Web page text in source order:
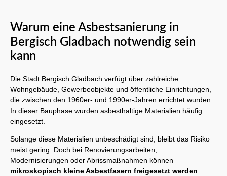
Warum eine Asbestsanierung in
Bergisch Gladbach notwendig sein
kann
Die Stadt Bergisch Gladbach verfügt über zahlreiche
Wohngebäude, Gewerbeobjekte und öffentliche Einrichtungen,
die zwischen den 1960er- und 1990er-Jahren errichtet wurden.
In dieser Bauphase wurden asbesthaltige Materialien häufig
eingesetzt.
Solange diese Materialien unbeschädigt sind, bleibt das Risiko
meist gering. Doch bei Renovierungsarbeiten,
Modernisierungen oder Abrissmaßnahmen können
mikroskopisch kleine Asbestfasern freigesetzt werden.